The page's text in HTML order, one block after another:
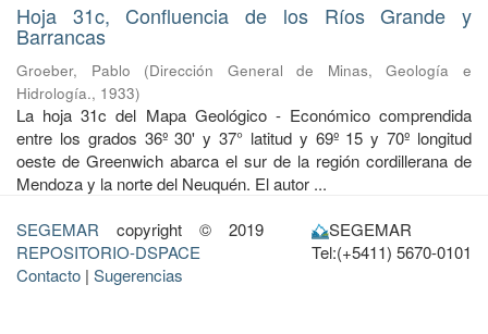
Hoja 31c, Confluencia de los Ríos Grande y
Barrancas
Groeber, Pablo (Dirección General de Minas, Geología e
Hidrología., 1933)
La hoja 31c del Mapa Geológico - Económico comprendida
entre los grados 36º 30' y 37° latitud y 69º 15 y 70º longitud
oeste de Greenwich abarca el sur de la región cordillerana de
Mendoza y la norte del Neuquén. El autor ...
SEGEMAR copyright © 2019
REPOSITORIO-DSPACE
Contacto | Sugerencias
SEGEMAR
Tel:(+5411) 5670-0101